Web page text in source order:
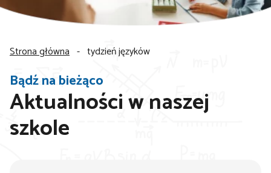
Bądź na bieżąco
Aktualności w naszej
szkole
Strona główna - tydzień języków